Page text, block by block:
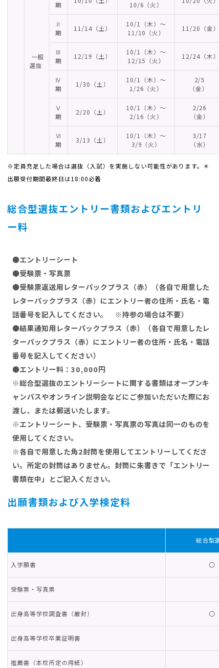
一般
選抜
期 10/6（火）
Ⅱ
期
11/14（土）
10/1（木）～
11/10（火）
11/20（金）
Ⅲ
期
12/19（土）
10/1（木）～
12/15（火）
12/24（木）
Ⅳ
期
1/30（土）
10/1（木）～
1/26（火）
2/5
（金）
Ⅴ
期
2/20（土）
10/1（木）～
2/16（火）
2/26
（金）
Ⅵ
期
3/13（土）
10/1（木）～
3/9（火）
3/17
（水）
※定員充足した場合は選抜（入試）を実施しない可能性があります。＊
出願受付期間最終日は18:00必着
総合型選抜エントリー書類およびエントリ
ー料
●エントリーシート
●受験票・写真票
●受験票返送用レターパックプラス（赤）（各自で用意した
レターパックプラス（赤）にエントリー者の住所・氏名・電
話番号を記入してください。 ※持参の場合は不要）
●結果通知用レターパックプラス（赤）（各自で用意したレ
ターパックプラス（赤）にエントリー者の住所・氏名・電話
番号を記入してください）
●エントリー料：30,000円
※総合型選抜のエントリーシートに関する書類はオープンキ
ャンパスやオンライン説明会などにご参加いただいた際にお
渡し、または郵送いたします。
※エントリーシート、受験票・写真票の写真は同一のものを
使用してください。
※各自で用意した角2封筒を使用してエントリーしてくださ
い。所定の封筒はありません。封筒に朱書きで「エントリー
書類在中」とご記入ください。
出願書類および入学検定料
総合型
入学願書 〇
受験票・写真票
出身高等学校調査書（厳封） 〇
出身高等学校卒業証明書
推薦書（本校所定の用紙）